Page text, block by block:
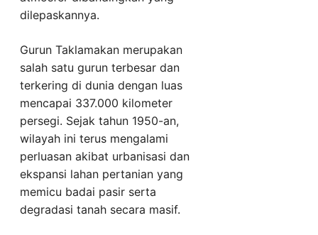
dilepaskannya.
Gurun Taklamakan merupakan
salah satu gurun terbesar dan
terkering di dunia dengan luas
mencapai 337.000 kilometer
persegi. Sejak tahun 1950-an,
wilayah ini terus mengalami
perluasan akibat urbanisasi dan
ekspansi lahan pertanian yang
memicu badai pasir serta
degradasi tanah secara masif.